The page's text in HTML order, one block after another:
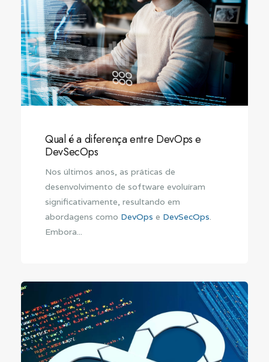
Qual é a diferença entre DevOps e
DevSecOps
Nos últimos anos, as práticas de
desenvolvimento de software evoluíram
significativamente, resultando em
abordagens como DevOps e DevSecOps.
Embora...